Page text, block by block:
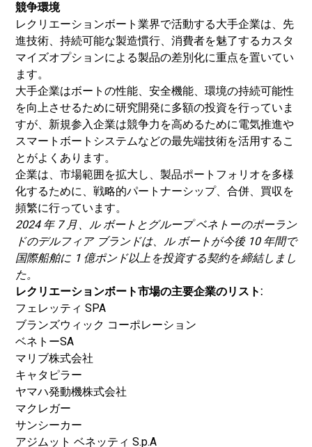
競争環境
レクリエーションボート業界で活動する大手企業は、先
進技術、持続可能な製造慣行、消費者を魅了するカスタ
マイズオプションによる製品の差別化に重点を置いてい
ます。
大手企業はボートの性能、安全機能、環境の持続可能性
を向上させるために研究開発に多額の投資を行っていま
すが、新規参入企業は競争力を高めるために電気推進や
スマートボートシステムなどの最先端技術を活用するこ
とがよくあります。
企業は、市場範囲を拡大し、製品ポートフォリオを多様
化するために、戦略的パートナーシップ、合併、買収を
頻繁に行っています。
2024 年 7 月、ル ボートとグループ ベネトーのポーラン
ドのデルフィア ブランドは、ル ボートが今後 10 年間で
国際船舶に 1 億ポンド以上を投資する契約を締結しまし
た。
レクリエーションボート市場の主要企業のリスト:
フェレッティ SPA
ブランズウィック コーポレーション
ベネトーSA
マリブ株式会社
キャタピラー
ヤマハ発動機株式会社
マクレガー
サンシーカー
アジムット ベネッティ S.p.A